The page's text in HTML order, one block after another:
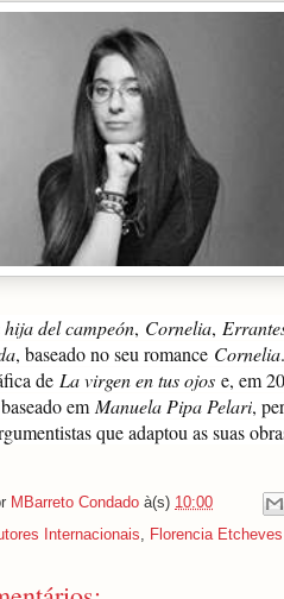
hija del campeón, Cornelia,
, baseado no seu romance Cornelia.
de La virgen en tus ojos e, em
em Manuela Pipa Pelari,
que adaptou as suas
MBarreto Condado à(s) 10:00
Internacionais, Florencia Etcheves